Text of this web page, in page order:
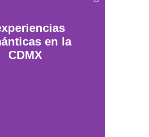
en la
CDMX